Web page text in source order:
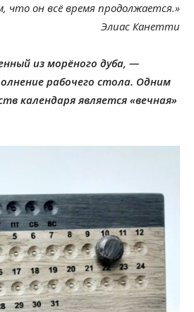
что он всё время продолжается.»
Элиас Канетти
из морёного дуба, —
рабочего стола. Одним
календаря является «вечная»